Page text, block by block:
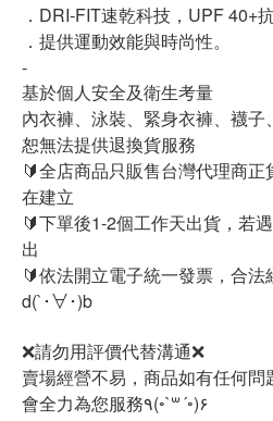
．DRI-FIT速乾科技，UPF 40+
．提供運動效能與時尚性。
-
基於個人安全及衛生考量
內衣褲、泳裝、緊身衣褲、襪
恕無法提供退換貨服務
🔰全店商品只販售台灣代理商
在建立
🔰下單後1-2個工作天出貨，若
出
🔰依法開立電子統一發票，合
d(`･∀･)b
❌請勿用評價代替溝通❌
賣場經營不易，商品如有任何
會全力為您服務٩(◦`꒳´◦)۶